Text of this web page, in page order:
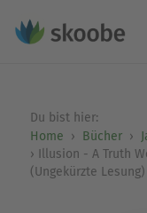
Du bist hier:
Home
Bücher
Illusion - A Truth
(Ungekürzte Lesung)